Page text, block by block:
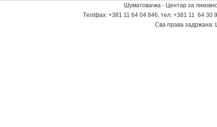
Шуматовачка - Центар за
Tел/фаx: +381 11 64 04 846, тел: +381 11 64 30
Сва права задржана: